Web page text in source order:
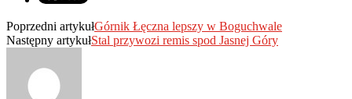
Poprzedni artykułGórnik Łęczna lepszy w Boguchwale
Następny artykułStal przywozi remis spod Jasnej Góry